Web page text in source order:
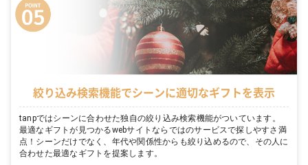
絞り込み検索機能でシーンに適切なギフトを表示
tanpではシーンに合わせた独自の絞り込み検索機能がついています。
最適なギフトが見つかるwebサイトならではのサービスで探しやすさ満
点！シーンだけでなく、年代や関係性からも絞り込めるので、その人に
合わせた最適なギフトを提案します。